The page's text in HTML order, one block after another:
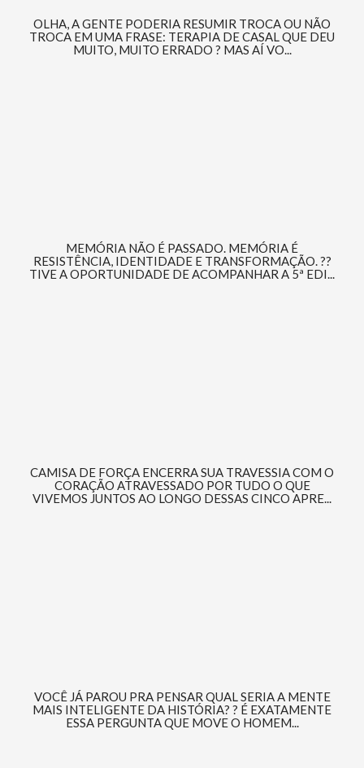
OLHA, A GENTE PODERIA RESUMIR TROCA OU NÃO
TROCA EM UMA FRASE: TERAPIA DE CASAL QUE DEU
MUITO, MUITO ERRADO ? MAS AÍ VO...
MEMÓRIA NÃO É PASSADO. MEMÓRIA É
RESISTÊNCIA, IDENTIDADE E TRANSFORMAÇÃO. ??
TIVE A OPORTUNIDADE DE ACOMPANHAR A 5ª EDI...
CAMISA DE FORÇA ENCERRA SUA TRAVESSIA COM O
CORAÇÃO ATRAVESSADO POR TUDO O QUE
VIVEMOS JUNTOS AO LONGO DESSAS CINCO APRE...
VOCÊ JÁ PAROU PRA PENSAR QUAL SERIA A MENTE
MAIS INTELIGENTE DA HISTÓRIA? ? É EXATAMENTE
ESSA PERGUNTA QUE MOVE O HOMEM...